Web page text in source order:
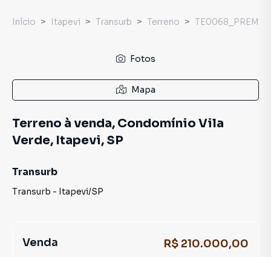
Início Itapevi Transurb Terreno TE0068_PREM
Fotos
Mapa
Terreno à venda, Condomínio Vila
Verde, Itapevi, SP
Transurb
Transurb - Itapevi/SP
Venda R$ 210.000,00